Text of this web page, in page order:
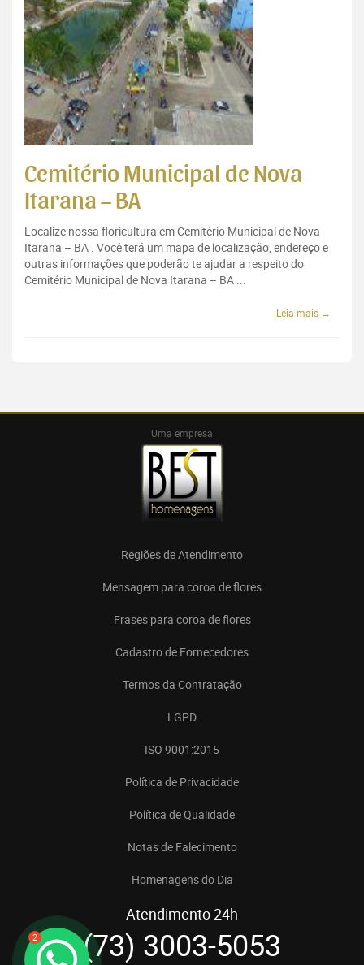
2
Cemitério Municipal de Nova
Itarana – BA
Localize nossa floricultura em Cemitério Municipal de Nova
Itarana – BA . Você terá um mapa de localização, endereço e
outras informações que poderão te ajudar a respeito do
Cemitério Municipal de Nova Itarana – BA ...
Leia mais →
Uma empresa
Regiões de Atendimento
Mensagem para coroa de flores
Frases para coroa de flores
Cadastro de Fornecedores
Termos da Contratação
LGPD
ISO 9001:2015
Política de Privacidade
Política de Qualidade
Notas de Falecimento
Homenagens do Dia
Atendimento 24h
(73) 3003-5053